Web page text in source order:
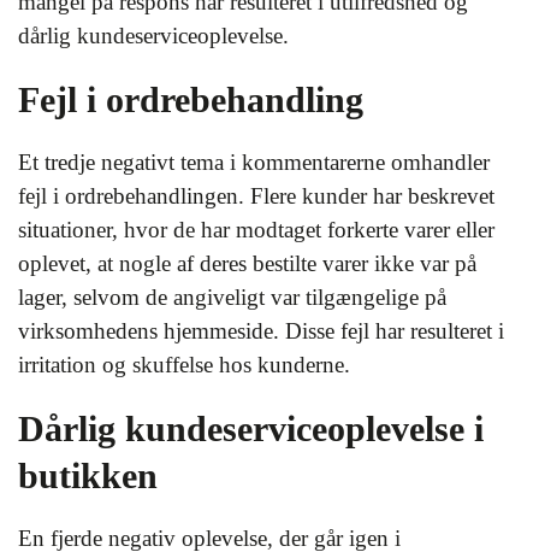
dårlig kundeserviceoplevelse.
Fejl i ordrebehandling
Et tredje negativt tema i kommentarerne omhandler
fejl i ordrebehandlingen. Flere kunder har beskrevet
situationer, hvor de har modtaget forkerte varer eller
oplevet, at nogle af deres bestilte varer ikke var på
lager, selvom de angiveligt var tilgængelige på
virksomhedens hjemmeside. Disse fejl har resulteret i
irritation og skuffelse hos kunderne.
Dårlig kundeserviceoplevelse i
butikken
En fjerde negativ oplevelse, der går igen i